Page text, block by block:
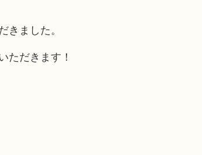
ました。
ただきます！